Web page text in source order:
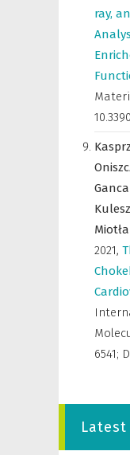
ray,
2021,
6541;
Latest